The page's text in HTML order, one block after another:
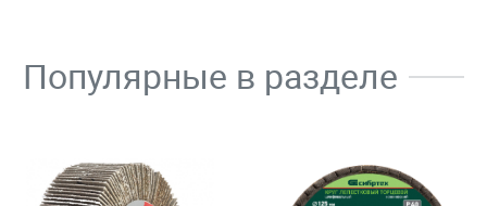
Популярные в разделе